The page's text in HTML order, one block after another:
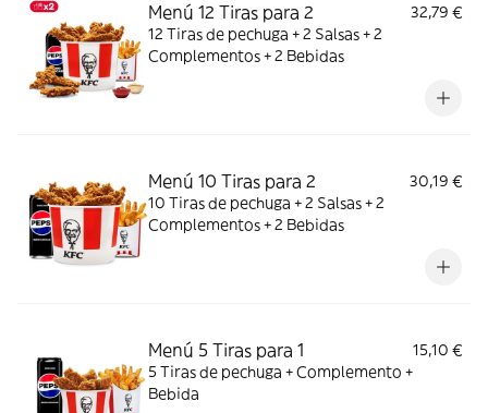
Menú 12 Tiras para 2
32,79 €
12 Tiras de pechuga + 2 Salsas + 2
Complementos + 2 Bebidas
Menú 10 Tiras para 2
30,19 €
10 Tiras de pechuga + 2 Salsas + 2
Complementos + 2 Bebidas
Menú 5 Tiras para 1
15,10 €
5 Tiras de pechuga + Complemento +
Bebida